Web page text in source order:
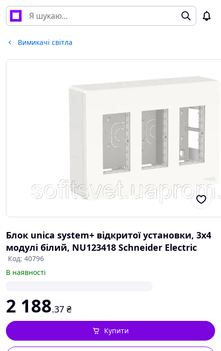
Вимикачі світла
Блок unica system+ відкритої установки, 3х4
модулі білий, NU123418 Schneider Electric
Код: 40796
В наявності
2 188.37 ₴
Купити